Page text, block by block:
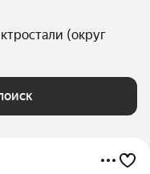
(округ